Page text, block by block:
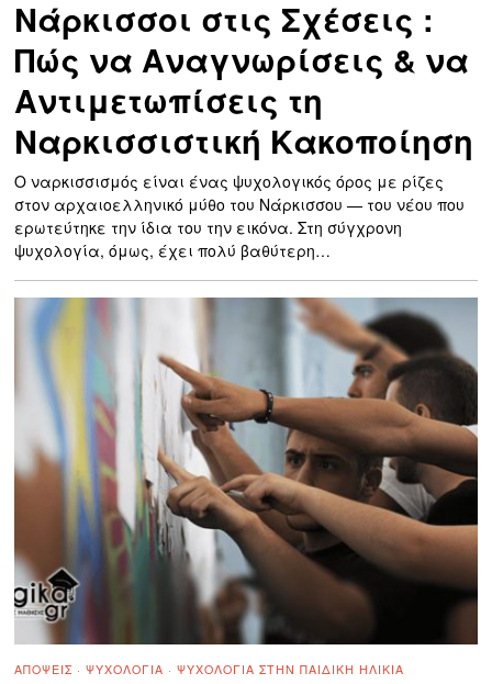
Νάρκισσοι στις Σχέσεις :
Πώς να Αναγνωρίσεις & να
Αντιμετωπίσεις τη
Ναρκισσιστική Κακοποίηση
Ο ναρκισσισμός είναι ένας ψυχολογικός όρος με ρίζες
στον αρχαιοελληνικό μύθο του Νάρκισσου — του νέου που
ερωτεύτηκε την ίδια του την εικόνα. Στη σύγχρονη
ψυχολογία, όμως, έχει πολύ βαθύτερη…
ΑΠΌΨΕΙΣ · ΨΥΧΟΛΟΓΊΑ · ΨΥΧΟΛΟΓΊΑ ΣΤΗΝ ΠΑΙΔΙΚΉ ΗΛΙΚΊΑ